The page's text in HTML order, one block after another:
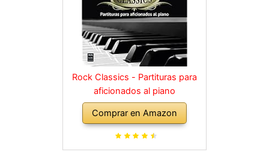
Rock Classics - Partituras para
aficionados al piano
Comprar en Amazon